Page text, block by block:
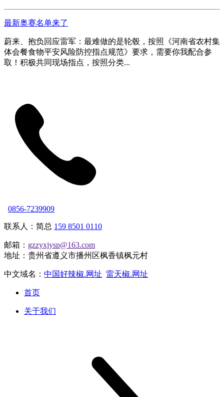
最新奥赛名单来了
蔚来、抱负回应雷军：最难做的是轮毂，按照《河南省农村集
体会餐食物平安风险防控指点规范》要求，需要你我配合参
取！积极共同现场指点，按照分类...
0856-7239909
联系人：简总 159 8501 0110
邮箱： gzzyxjysp@163.com
地址：贵州省遵义市播州区枫香镇枫元村
中文域名： 中国好辣椒.网址 雷天椒.网址
首页
关于我们